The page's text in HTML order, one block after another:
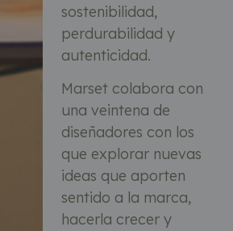
sostenibilidad,
perdurabilidad y
autenticidad.
Marset colabora con
una veintena de
diseñadores con los
que explorar nuevas
ideas que aporten
sentido a la marca,
hacerla crecer y